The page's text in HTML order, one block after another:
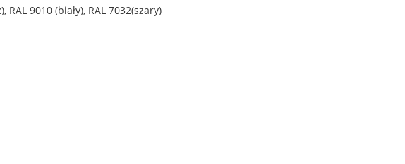
9010 (biały), RAL 7032(szary)